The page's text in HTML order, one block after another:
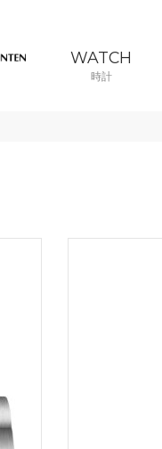
WATCH
時計